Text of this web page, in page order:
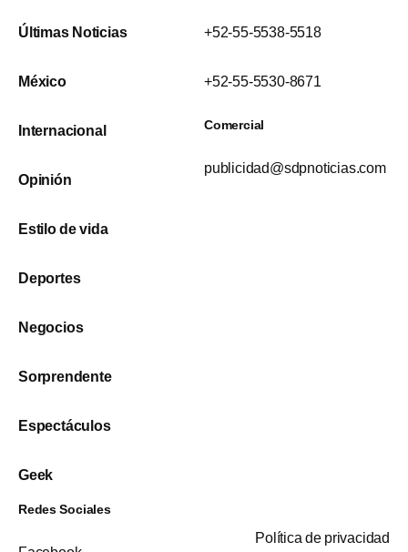
Últimas Noticias
México
Internacional
Opinión
Estilo de vida
Deportes
Negocios
Sorprendente
Espectáculos
Geek
+52-55-5538-5518
+52-55-5530-8671
Comercial
publicidad@sdpnoticias.com
Redes Sociales
Política de privacidad